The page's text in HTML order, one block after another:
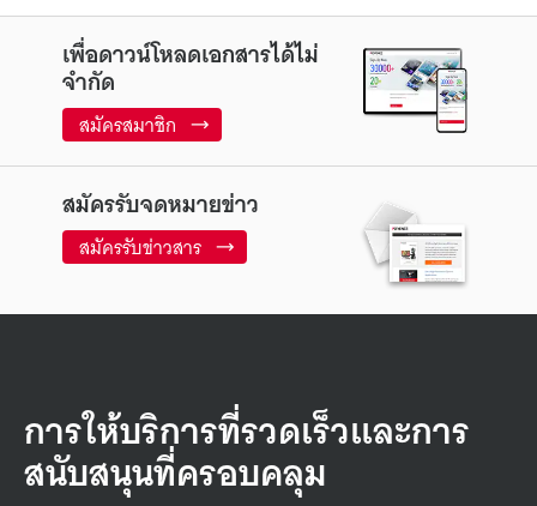
เพื่อดาวน์โหลดเอกสารได้ไม่
จำกัด
สมัครสมาชิก
สมัครรับจดหมายข่าว
สมัครรับข่าวสาร
การให้บริการที่รวดเร็วและการ
สนับสนุนที่ครอบคลุม